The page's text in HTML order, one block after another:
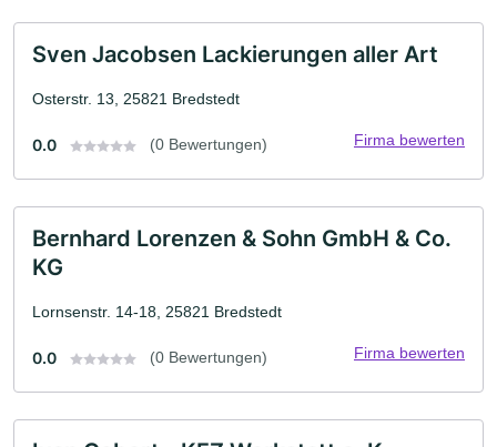
Sven Jacobsen Lackierungen aller Art
Osterstr. 13, 25821 Bredstedt
0.0 (0 Bewertungen) Firma bewerten
Bernhard Lorenzen & Sohn GmbH & Co.
KG
Lornsenstr. 14-18, 25821 Bredstedt
0.0 (0 Bewertungen) Firma bewerten